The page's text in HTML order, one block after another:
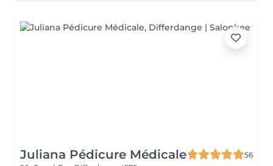
Juliana Pédicure Médicale
56